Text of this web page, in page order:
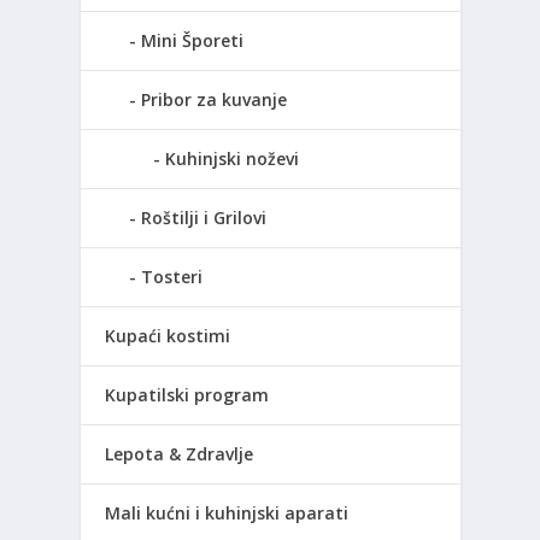
Mini Šporeti
Pribor za kuvanje
Kuhinjski noževi
Roštilji i Grilovi
Tosteri
Kupaći kostimi
Kupatilski program
Lepota & Zdravlje
Mali kućni i kuhinjski aparati